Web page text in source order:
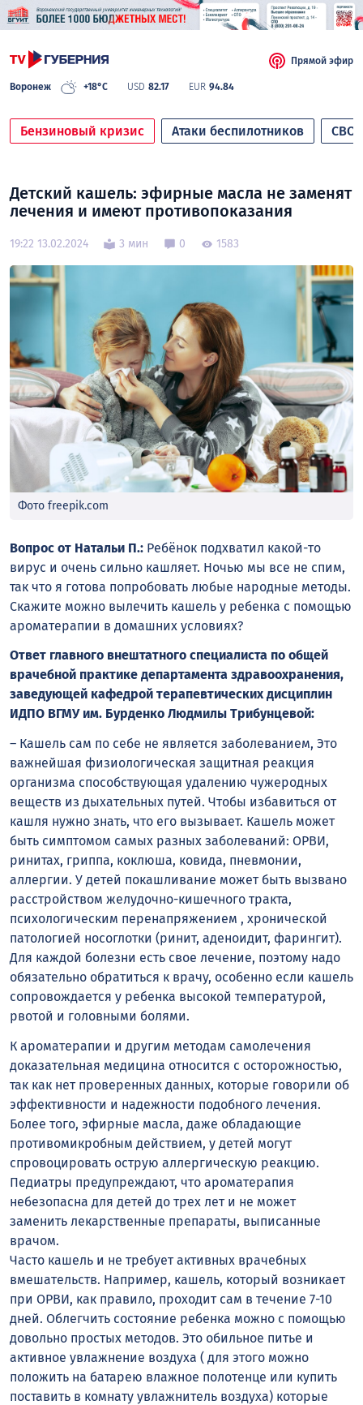
Воронеж +18°C USD 82.17 EUR 94.84
Прямой эфир
Бензиновый кризис Атаки беспилотников СВО
Детский кашель: эфирные масла не заменят
лечения и имеют противопоказания
19:22 13.02.2024 3 мин 0 1583
Фото freepik.com
Вопрос от Натальи П.: Ребёнок подхватил какой-то
вирус и очень сильно кашляет. Ночью мы все не спим,
так что я готова попробовать любые народные методы.
Скажите можно вылечить кашель у ребенка с помощью
ароматерапии в домашних условиях?
Ответ главного внештатного специалиста по общей
врачебной практике департамента здравоохранения,
заведующей кафедрой терапевтических дисциплин
ИДПО ВГМУ им. Бурденко Людмилы Трибунцевой:
– Кашель сам по себе не является заболеванием, Это
важнейшая физиологическая защитная реакция
организма способствующая удалению чужеродных
веществ из дыхательных путей. Чтобы избавиться от
кашля нужно знать, что его вызывает. Кашель может
быть симптомом самых разных заболеваний: ОРВИ,
ринитах, гриппа, коклюша, ковида, пневмонии,
аллергии. У детей покашливание может быть вызвано
расстройством желудочно-кишечного тракта,
психологическим перенапряжением , хронической
патологией носоглотки (ринит, аденоидит, фарингит).
Для каждой болезни есть свое лечение, поэтому надо
обязательно обратиться к врачу, особенно если кашель
сопровождается у ребенка высокой температурой,
рвотой и головными болями.
К ароматерапии и другим методам самолечения
доказательная медицина относится с осторожностью,
так как нет проверенных данных, которые говорили об
эффективности и надежности подобного лечения.
Более того, эфирные масла, даже обладающие
противомикробным действием, у детей могут
спровоцировать острую аллергическую реакцию.
Педиатры предупреждают, что ароматерапия
небезопасна для детей до трех лет и не может
заменить лекарственные препараты, выписанные
врачом.
Часто кашель и не требует активных врачебных
вмешательств. Например, кашель, который возникает
при ОРВИ, как правило, проходит сам в течение 7-10
дней. Облегчить состояние ребенка можно с помощью
довольно простых методов. Это обильное питье и
активное увлажнение воздуха ( для этого можно
положить на батарею влажное полотенце или купить
поставить в комнату увлажнитель воздуха) которые